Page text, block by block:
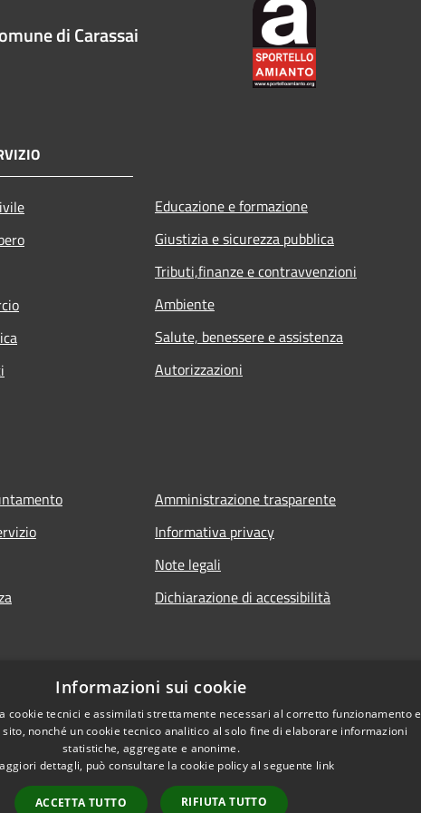
di Carassai
Educazione e formazione
Giustizia e sicurezza pubblica
Tributi,finanze e contravvenzioni
Ambiente
Salute, benessere e assistenza
Autorizzazioni
Amministrazione trasparente
Informativa privacy
Note legali
Dichiarazione di accessibilità
Informazioni sui cookie
cookie tecnici e assimilati strettamente necessari al corretto funzionamento e
nonché un cookie tecnico analitico al solo fine di elaborare informazioni
statistiche, aggregate e anonime.
dettagli, può consultare la cookie policy al seguente link
ACCETTA TUTTO RIFIUTA TUTTO